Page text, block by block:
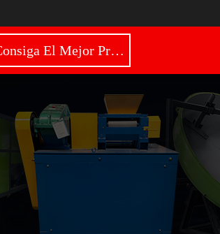
Consiga El Mejor Precio